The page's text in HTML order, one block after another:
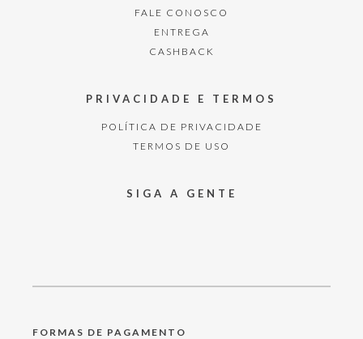
FALE CONOSCO
ENTREGA
CASHBACK
PRIVACIDADE E TERMOS
POLÍTICA DE PRIVACIDADE
TERMOS DE USO
SIGA A GENTE
FORMAS DE PAGAMENTO